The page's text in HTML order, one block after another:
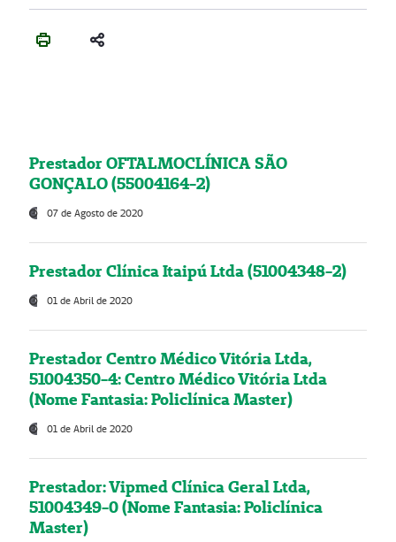
Prestador OFTALMOCLÍNICA SÃO
GONÇALO (55004164-2)
07 de Agosto de 2020
Prestador Clínica Itaipú Ltda (51004348-2)
01 de Abril de 2020
Prestador Centro Médico Vitória Ltda,
51004350-4: Centro Médico Vitória Ltda
(Nome Fantasia: Policlínica Master)
01 de Abril de 2020
Prestador: Vipmed Clínica Geral Ltda,
51004349-0 (Nome Fantasia: Policlínica
Master)